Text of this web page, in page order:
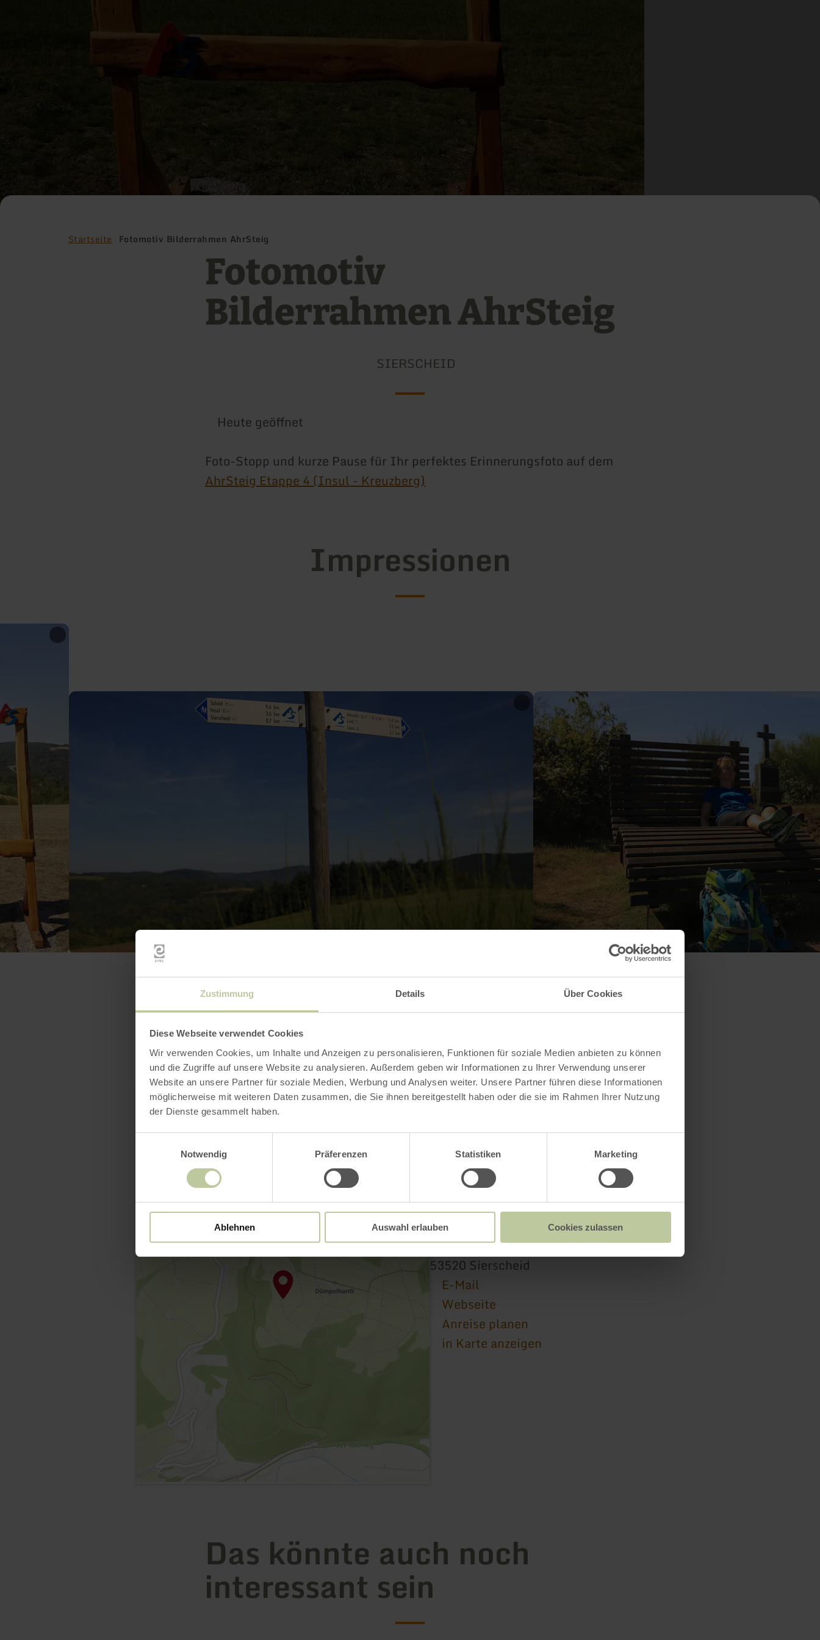
Zustimmung Details Über Cookies
Diese Webseite verwendet Cookies
Wir verwenden Cookies, um Inhalte und Anzeigen zu personalisieren, Funktionen für soziale Medien anbieten zu können
und die Zugriffe auf unsere Website zu analysieren. Außerdem geben wir Informationen zu Ihrer Verwendung unserer
Website an unsere Partner für soziale Medien, Werbung und Analysen weiter. Unsere Partner führen diese Informationen
möglicherweise mit weiteren Daten zusammen, die Sie ihnen bereitgestellt haben oder die sie im Rahmen Ihrer Nutzung
der Dienste gesammelt haben.
Notwendig
Präferenzen Statistiken Marketing
Ablehnen Auswahl erlauben Cookies zulassen
Startseite Fotomotiv Bilderrahmen AhrSteig
Fotomotiv
Bilderrahmen AhrSteig
SIERSCHEID
Heute geöffnet
Foto-Stopp und kurze Pause für Ihr perfektes Erinnerungsfoto auf dem
AhrSteig Etappe 4 (Insul - Kreuzberg)
Impressionen
Kontakt
AhrSteig
Etappe 4 oberhalb von Sierscheid
53520 Sierscheid
E-Mail
Webseite
Anreise planen
in Karte anzeigen
Das könnte auch noch
interessant sein